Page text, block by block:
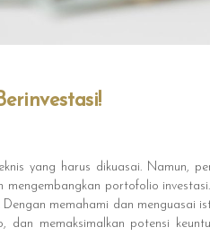
yang harus dikuasai. Namun,
portofolio
memahami dan menguasai
memaksimalkan potensi